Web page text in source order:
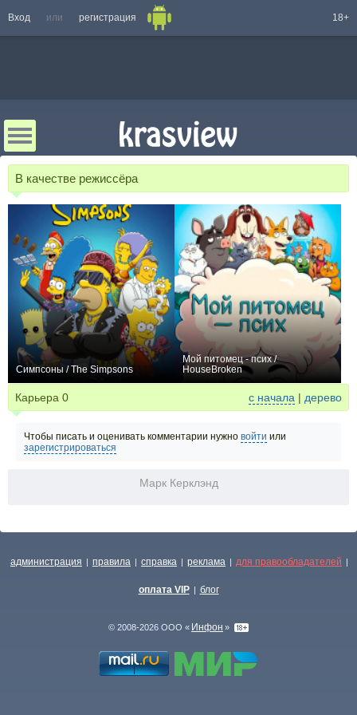
Вход или регистрация 18+
В качестве режиссёра
Симпсоны / The Simpsons
Мой питомец - псих /
HouseBroken
Карьера 0 с начала | дерево
Чтобы писать и оценивать комментарии нужно войти или
зарегистрироваться
Марк Керклэнд
администрация | правила | справка | реклама | для правообладателей |
оплата VIP | блог
© 2008-2026 ООО « Инфон »